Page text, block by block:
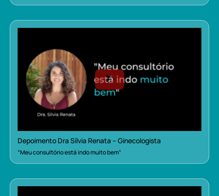
Depoimento Dra Sílvia Renata – Ginecologista
“Meu consultório está indo muito bem”